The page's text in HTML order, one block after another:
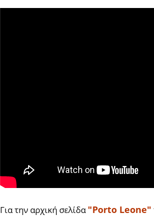
Για την αρχική σελίδα"Porto Leone"